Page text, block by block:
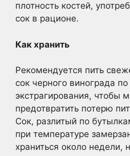
плотность костей,
сок в рационе.
Как хранить
Рекомендуется пить
сок черного винограда
экстрагирования, чтобы
предотвратить потерю
Сок, разлитый по
при температуре
храниться около недели,